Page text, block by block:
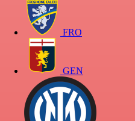
FRO
GEN